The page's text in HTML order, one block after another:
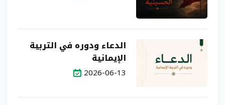
الدعاء ودوره في التربية
الإيمانية
2026-06-13